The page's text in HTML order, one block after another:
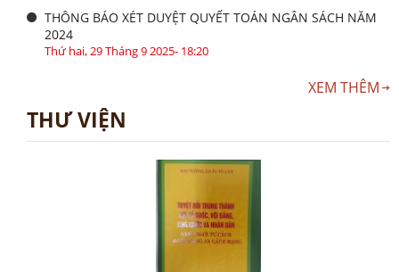
THÔNG BÁO XÉT DUYỆT QUYẾT TOÁN NGÂN SÁCH NĂM
2024
Thứ hai, 29 Tháng 9 2025- 18:20
XEM THÊM
THƯ VIỆN